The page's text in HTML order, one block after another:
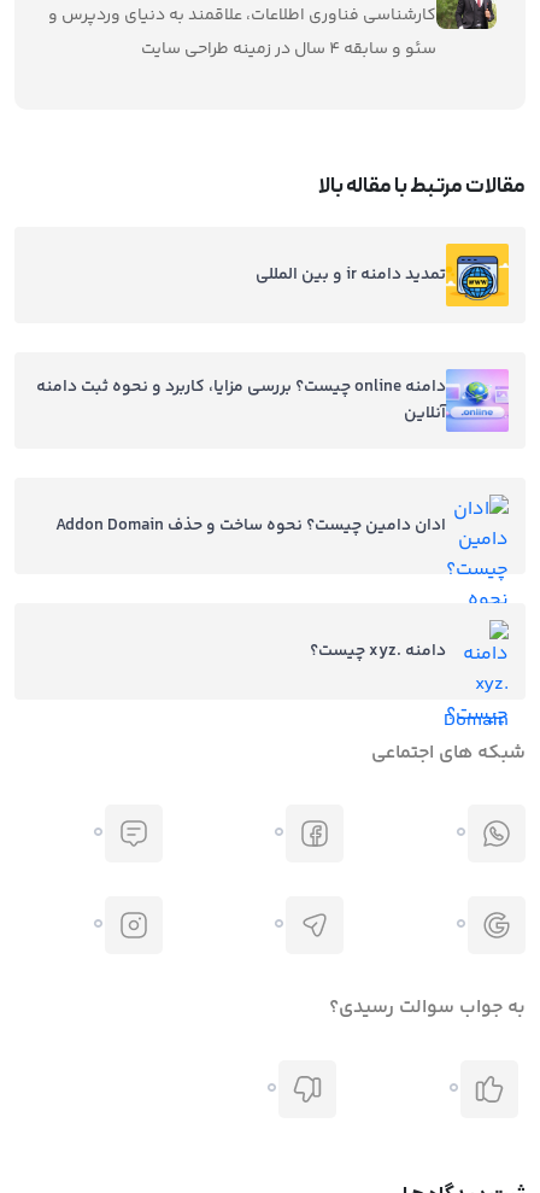
کارشناسی فناوری اطلاعات، علاقمند به دنیای وردپرس و
سئو و سابقه 4 سال در زمینه طراحی سایت
مقالات مرتبط با مقاله بالا
تمدید دامنه ir و بین المللی
دامنه online چیست؟ بررسی مزایا، کاربرد و نحوه ثبت دامنه
آنلاین
ادان دامین چیست؟ نحوه ساخت و حذف Addon Domain
دامنه .xyz چیست؟
شبکه های اجتماعی
0
0
0
0
0
0
به جواب سوالت رسیدی؟
0
0